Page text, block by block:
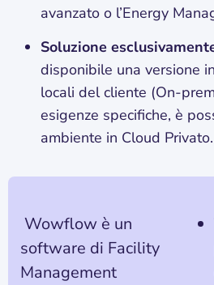
avanzato o l’Energy
Soluzione
disponibile una versione
locali del cliente (On-
esigenze specifiche, è
ambiente in Cloud Privato.
Wowflow è un
software di Facility
Management